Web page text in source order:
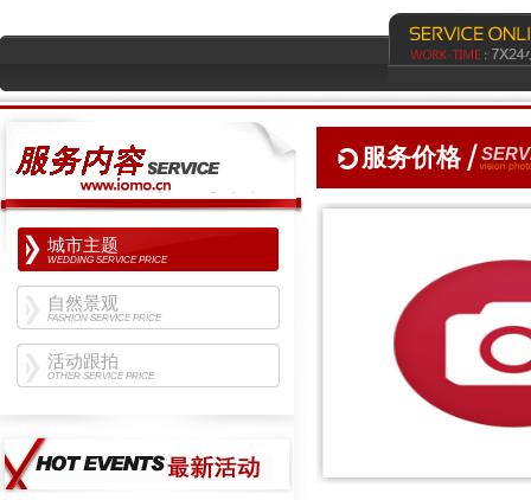
城市主题
WEDDING SERVICE PRICE
自然景观
FASHION SERVICE PRICE
活动跟拍
OTHER SERVICE PRICE
服务价格